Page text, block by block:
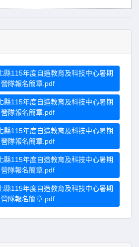
115年度自造教育及科技中心暑期
營隊報名簡章.pdf
115年度自造教育及科技中心暑期
營隊報名簡章.pdf
115年度自造教育及科技中心暑期
營隊報名簡章.pdf
115年度自造教育及科技中心暑期
營隊報名簡章.pdf
115年度自造教育及科技中心暑期
營隊報名簡章.pdf